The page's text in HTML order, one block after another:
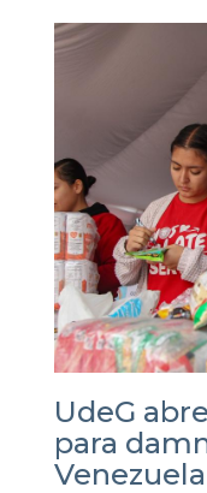
UdeG
para
Venezuela